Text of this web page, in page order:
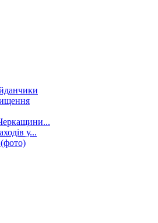
у...